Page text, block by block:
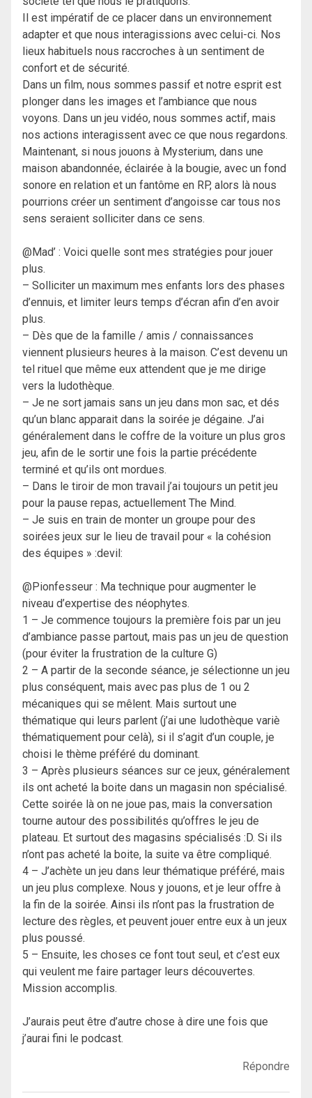
Il est impératif de ce placer dans un environnement
adapter et que nous interagissions avec celui-ci. Nos
lieux habituels nous raccroches à un sentiment de
confort et de sécurité.
Dans un film, nous sommes passif et notre esprit est
plonger dans les images et l’ambiance que nous
voyons. Dans un jeu vidéo, nous sommes actif, mais
nos actions interagissent avec ce que nous regardons.
Maintenant, si nous jouons à Mysterium, dans une
maison abandonnée, éclairée à la bougie, avec un fond
sonore en relation et un fantôme en RP, alors là nous
pourrions créer un sentiment d’angoisse car tous nos
sens seraient solliciter dans ce sens.
@Mad’ : Voici quelle sont mes stratégies pour jouer
plus.
– Solliciter un maximum mes enfants lors des phases
d’ennuis, et limiter leurs temps d’écran afin d’en avoir
plus.
– Dès que de la famille / amis / connaissances
viennent plusieurs heures à la maison. C’est devenu un
tel rituel que même eux attendent que je me dirige
vers la ludothèque.
– Je ne sort jamais sans un jeu dans mon sac, et dés
qu’un blanc apparait dans la soirée je dégaine. J’ai
généralement dans le coffre de la voiture un plus gros
jeu, afin de le sortir une fois la partie précédente
terminé et qu’ils ont mordues.
– Dans le tiroir de mon travail j’ai toujours un petit jeu
pour la pause repas, actuellement The Mind.
– Je suis en train de monter un groupe pour des
soirées jeux sur le lieu de travail pour « la cohésion
des équipes » :devil:
@Pionfesseur : Ma technique pour augmenter le
niveau d’expertise des néophytes.
1 – Je commence toujours la première fois par un jeu
d’ambiance passe partout, mais pas un jeu de question
(pour éviter la frustration de la culture G)
2 – A partir de la seconde séance, je sélectionne un jeu
plus conséquent, mais avec pas plus de 1 ou 2
mécaniques qui se mêlent. Mais surtout une
thématique qui leurs parlent (j’ai une ludothèque variè
thématiquement pour celà), si il s’agit d’un couple, je
choisi le thème préféré du dominant.
3 – Après plusieurs séances sur ce jeux, généralement
ils ont acheté la boite dans un magasin non spécialisé.
Cette soirée là on ne joue pas, mais la conversation
tourne autour des possibilités qu’offres le jeu de
plateau. Et surtout des magasins spécialisés :D. Si ils
n’ont pas acheté la boite, la suite va être compliqué.
4 – J’achète un jeu dans leur thématique préféré, mais
un jeu plus complexe. Nous y jouons, et je leur offre à
la fin de la soirée. Ainsi ils n’ont pas la frustration de
lecture des règles, et peuvent jouer entre eux à un jeux
plus poussé.
5 – Ensuite, les choses ce font tout seul, et c’est eux
qui veulent me faire partager leurs découvertes.
Mission accomplis.
J’aurais peut être d’autre chose à dire une fois que
j’aurai fini le podcast.
Répondre